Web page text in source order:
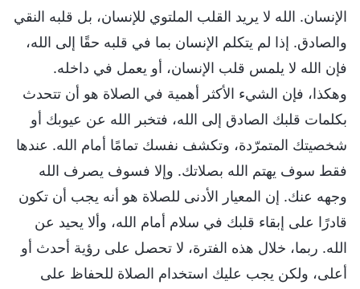
الإنسان. الله لا يريد القلب الملتوي للإنسان، بل قلبه النقي
والصادق. إذا لم يتكلم الإنسان بما في قلبه حقًا إلى الله،
فإن الله لا يلمس قلب الإنسان، أو يعمل في داخله.
وهكذا، فإن الشيء الأكثر أهمية في الصلاة هو أن تتحدث
بكلمات قلبك الصادق إلى الله، فتخبر الله عن عيوبك أو
شخصيتك المتمرّدة، وتكشف نفسك تمامًا أمام الله. عندها
فقط سوف يهتم الله بصلاتك. وإلا فسوف يصرف الله
وجهه عنك. إن المعيار الأدنى للصلاة هو أنه يجب أن تكون
قادرًا على إبقاء قلبك في سلام أمام الله، وألا يحيد عن
الله. ربما، خلال هذه الفترة، لا تحصل على رؤية أحدث أو
أعلى، ولكن يجب عليك استخدام الصلاة للحفاظ على